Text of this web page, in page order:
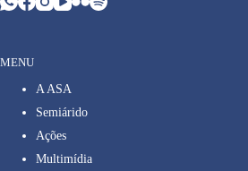
MENU
A ASA
Semiárido
Ações
Multimídia